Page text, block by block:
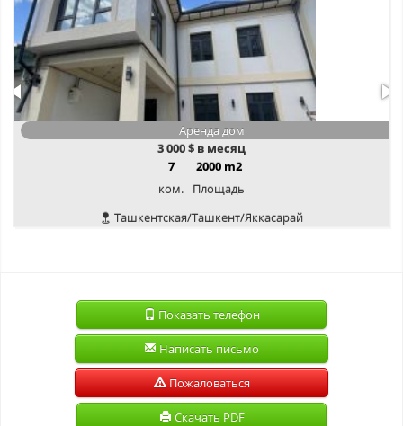
Аренда дом
3 000$ в месяц
7
ком.
2000 m2
Площадь
Ташкентская/Ташкент/Яккасарай
Показать телефон
Написать письмо
Пожаловаться
Скачать PDF